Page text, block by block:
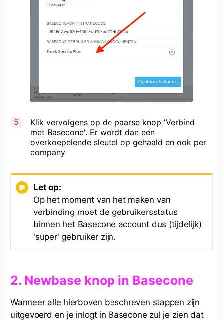
Klik vervolgens op de paarse knop 'Verbind
met Basecone'. Er wordt dan een
overkoepelende sleutel op gehaald en ook per
company
Let op:
Op het moment van het maken van
verbinding moet de gebruikersstatus
binnen het Basecone account dus (tijdelijk)
'super' gebruiker zijn.
2. Newbase knop in Basecone
Wanneer alle hierboven beschreven stappen zijn
uitgevoerd en je inlogt in Basecone zul je zien dat